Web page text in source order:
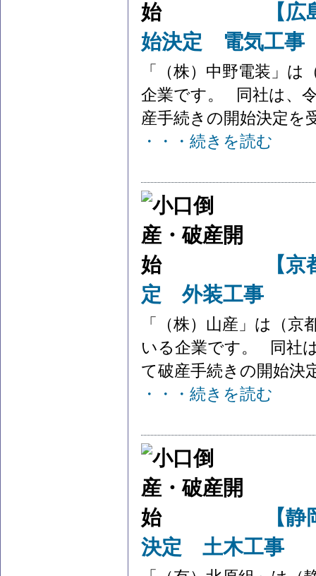
【
始決定 電気工事
「（株）中野電装」
企業です。 同社は、
産手続きの開始決定
・・・続きを読む
【
定 外装工事
「（株）山産」は（
いる企業です。 同社
て破産手続きの開始決
・・・続きを読む
【
決定 土木工事